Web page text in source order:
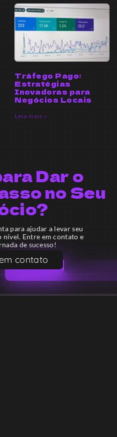
Tráfego Pago:
Estratégias
Inovadoras para
Negócios Locais
Leia mais »
Dar o
no Seu
para ajudar a levar seu
Entre em contato e
de sucesso!
contato